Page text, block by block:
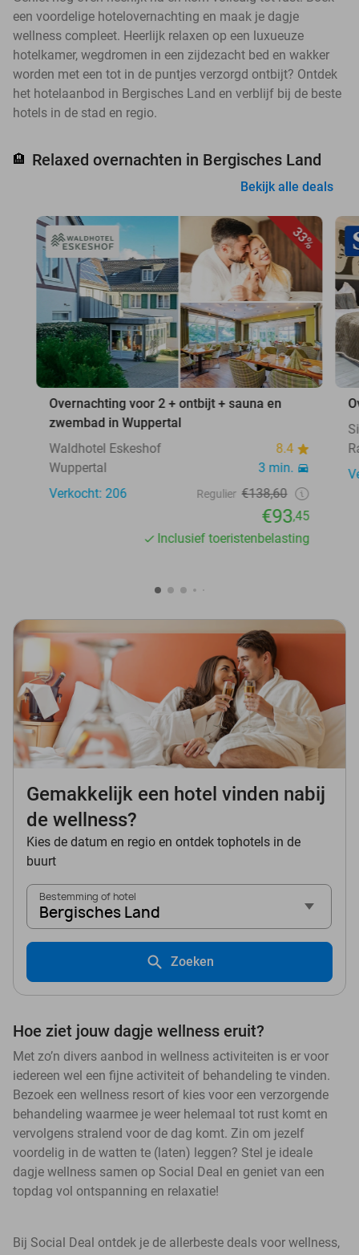
een voordelige hotelovernachting en maak je dagje
wellness compleet. Heerlijk relaxen op een luxueuze
hotelkamer, wegdromen in een zijdezacht bed en wakker
worden met een tot in de puntjes verzorgd ontbijt? Ontdek
het hotelaanbod in Bergisches Land en verblijf bij de beste
hotels in de stad en regio.
🏨 Relaxed overnachten in Bergisches Land
Bekijk alle deals
33%
Overnachting voor 2 + ontbijt + sauna en
zwembad in Wuppertal
Waldhotel Eskeshof
8.4
Wuppertal
3 min.
Verkocht: 206
Regulier €138,60
€93,45
Inclusief toeristenbelasting
Gemakkelijk een hotel vinden nabij
de wellness?
Kies de datum en regio en ontdek tophotels in de
buurt
Bestemming of hotel
Bergisches Land
Zoeken
Hoe ziet jouw dagje wellness eruit?
Met zo’n divers aanbod in wellness activiteiten is er voor
iedereen wel een fijne activiteit of behandeling te vinden.
Bezoek een wellness resort of kies voor een verzorgende
behandeling waarmee je weer helemaal tot rust komt en
vervolgens stralend voor de dag komt. Zin om jezelf
voordelig in de watten te (laten) leggen? Stel je ideale
dagje wellness samen op Social Deal en geniet van een
topdag vol ontspanning en relaxatie!
Bij Social Deal ontdek je de allerbeste deals voor wellness,